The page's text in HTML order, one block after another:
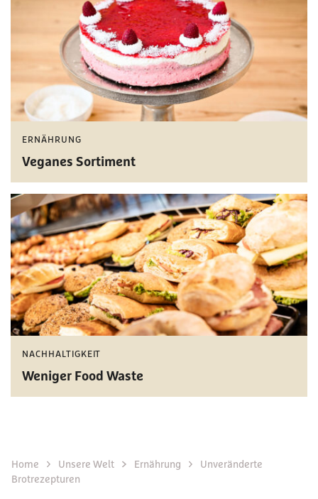
ERNÄHRUNG
Veganes Sortiment
NACHHALTIGKEIT
Weniger Food Waste
Home Unsere Welt Ernährung
Unveränderte
Brotrezepturen